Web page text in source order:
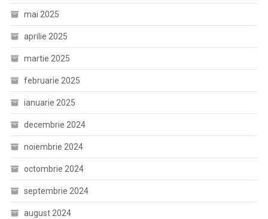
mai 2025
aprilie 2025
martie 2025
februarie 2025
ianuarie 2025
decembrie 2024
noiembrie 2024
octombrie 2024
septembrie 2024
august 2024